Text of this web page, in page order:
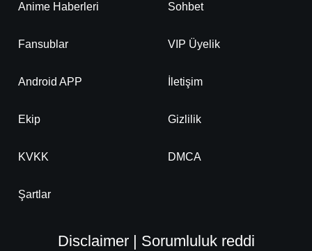
Anime Haberleri Sohbet
Fansublar VIP Üyelik
Android APP İletişim
Ekip Gizlilik
KVKK DMCA
Şartlar
Disclaimer | Sorumluluk reddi